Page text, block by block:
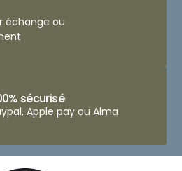
échange ou
sécurisé
Apple pay ou Alma